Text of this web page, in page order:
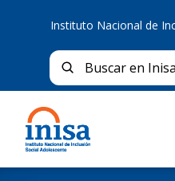
Instituto Nacional de
Buscar en Inisa